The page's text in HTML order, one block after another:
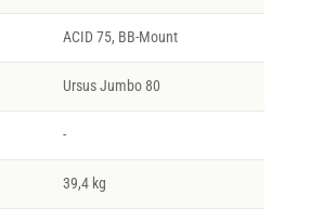
ACID 75, BB-Mount
Ursus Jumbo 80
-
39,4 kg